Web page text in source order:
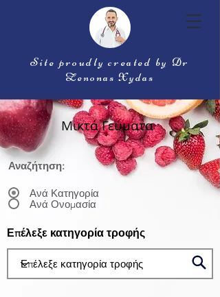
Site proudly created by Dr
Zenonas Xydas
Μικτά Γεύματα
Αναζήτηση:
Ανά Κατηγορία
Ανά Ονομασία
Επέλεξε κατηγορία τροφής